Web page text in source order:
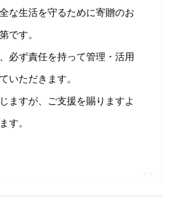
な生活を守るために寄贈のお
です。
必ず責任を持って管理・活用
いただきます。
ますが、ご支援を賜りますよ
す。